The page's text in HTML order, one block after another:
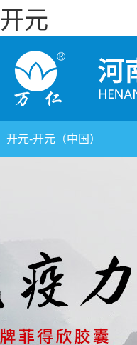
开元
开元-开元（中国）